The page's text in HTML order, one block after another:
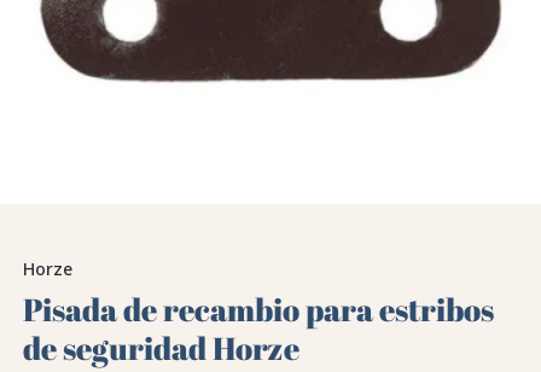
Horze
Pisada de recambio para estribos
de seguridad Horze